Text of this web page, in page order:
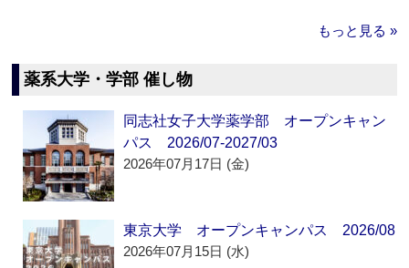
もっと見る »
薬系大学・学部 催し物
同志社女子大学薬学部 オープンキャン
パス 2026/07-2027/03
2026年07月17日 (金)
東京大学 オープンキャンパス 2026/08
2026年07月15日 (水)